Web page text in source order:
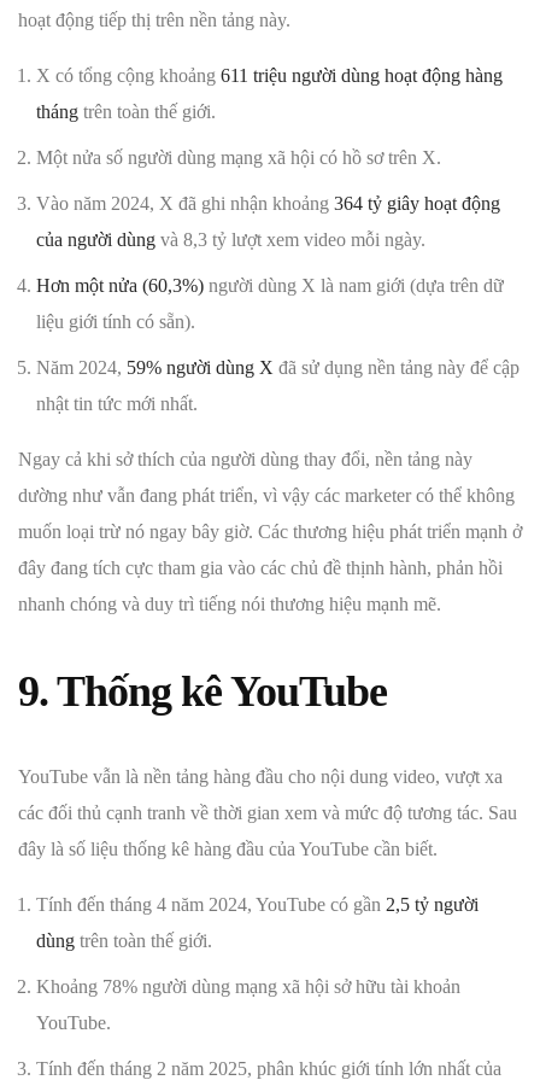
hoạt động tiếp thị trên nền tảng này.
X có tổng cộng khoảng 611 triệu người dùng hoạt động hàng
tháng trên toàn thế giới.
Một nửa số người dùng mạng xã hội có hồ sơ trên X.
Vào năm 2024, X đã ghi nhận khoảng 364 tỷ giây hoạt động
của người dùng và 8,3 tỷ lượt xem video mỗi ngày.
Hơn một nửa (60,3%) người dùng X là nam giới (dựa trên dữ
liệu giới tính có sẵn).
Năm 2024, 59% người dùng X đã sử dụng nền tảng này để cập
nhật tin tức mới nhất.
Ngay cả khi sở thích của người dùng thay đổi, nền tảng này
dường như vẫn đang phát triển, vì vậy các marketer có thể không
muốn loại trừ nó ngay bây giờ. Các thương hiệu phát triển mạnh ở
đây đang tích cực tham gia vào các chủ đề thịnh hành, phản hồi
nhanh chóng và duy trì tiếng nói thương hiệu mạnh mẽ.
9. Thống kê YouTube
YouTube vẫn là nền tảng hàng đầu cho nội dung video, vượt xa
các đối thủ cạnh tranh về thời gian xem và mức độ tương tác. Sau
đây là số liệu thống kê hàng đầu của YouTube cần biết.
Tính đến tháng 4 năm 2024, YouTube có gần 2,5 tỷ người
dùng trên toàn thế giới.
Khoảng 78% người dùng mạng xã hội sở hữu tài khoản
YouTube.
Tính đến tháng 2 năm 2025, phân khúc giới tính lớn nhất của